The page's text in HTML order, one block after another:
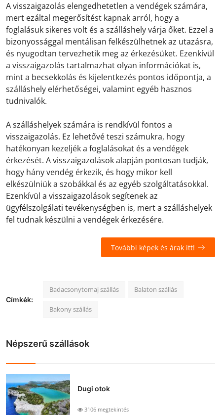
A visszaigazolás elengedhetetlen a vendégek számára,
mert ezáltal megerősítést kapnak arról, hogy a
foglalásuk sikeres volt és a szálláshely várja őket. Ezzel a
bizonyossággal mentálisan felkészülhetnek az utazásra,
és nyugodtan tervezhetik meg az érkezésüket. Ezenkívül
a visszaigazolás tartalmazhat olyan információkat is,
mint a becsekkolás és kijelentkezés pontos időpontja, a
szálláshely elérhetőségei, valamint egyéb hasznos
tudnivalók.
A szálláshelyek számára is rendkívül fontos a
visszaigazolás. Ez lehetővé teszi számukra, hogy
hatékonyan kezeljék a foglalásokat és a vendégek
érkezését. A visszaigazolások alapján pontosan tudják,
hogy hány vendég érkezik, és hogy mikor kell
elkészülniük a szobákkal és az egyéb szolgáltatásokkal.
Ezenkívül a visszaigazolások segítenek az
ügyfélszolgálati tevékenységben is, mert a szálláshelyek
fel tudnak készülni a vendégek érkezésére.
További képek és árak itt!
Címkék:
Badacsonytomaj szállás Balaton szállás
Bakony szállás
Népszerű szállások
Dugi otok
3106 megtekintés